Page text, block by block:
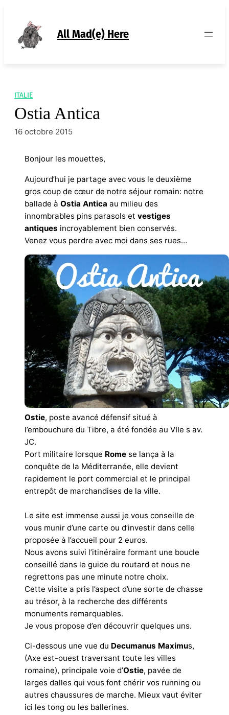
contenu
All Mad(e) Here
ITALIE
Ostia Antica
16 octobre 2015
Bonjour les mouettes,
Aujourd’hui je partage avec vous le deuxième
gros coup de cœur de notre séjour romain: notre
ballade à Ostia Antica au milieu des
innombrables pins parasols et vestiges
antiques incroyablement bien conservés.
Venez vous perdre avec moi dans ses rues…
Ostie, poste avancé défensif situé à
l’embouchure du Tibre, a été fondée au VIIe s av.
JC.
Port militaire lorsque Rome se lança à la
conquête de la Méditerranée, elle devient
rapidement le port commercial et le principal
entrepôt de marchandises de la ville.
Le site est immense aussi je vous conseille de
vous munir d’une carte ou d’investir dans celle
proposée à l’accueil pour 2 euros.
Nous avons suivi l’itinéraire formant une boucle
conseillé dans le guide du routard et nous ne
regrettons pas une minute notre choix.
Cette visite a pris l’aspect d’une sorte de chasse
au trésor, à la recherche des différents
monuments remarquables.
Je vous propose d’en découvrir quelques uns.
Ci-dessous une vue du Decumanus Maximus,
(Axe est-ouest traversant toute les villes
romaine), principale voie d’Ostie, pavée de
larges dalles qui vous font chérir vos running ou
autres chaussures de marche. Mieux vaut éviter
ici les tong ou les ballerines.